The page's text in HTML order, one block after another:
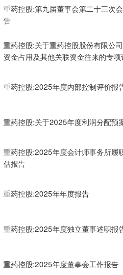
重药控股:第九届董事会第二十三次
告
重药控股:关于重药控股股份有限公
资金占用及其他关联资金往来的专项
重药控股:2025年度内部控制评价报
重药控股:关于2025年度利润分配预
重药控股:2025年度会计师事务所履
估报告
重药控股:2025年年度报告
重药控股:2025年度独立董事述职报
重药控股:2025年度董事会工作报告